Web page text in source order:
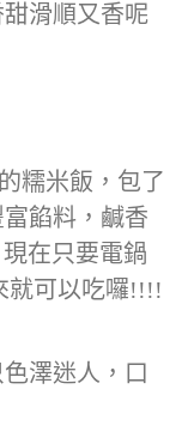
滑順又香呢
糯米飯，包了
餡料，鹹香
在只要電鍋
就可以吃囉!!!!
澤迷人，口